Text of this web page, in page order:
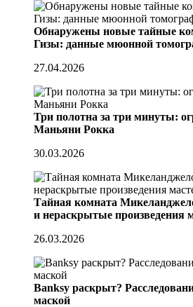
Обнаружены новые тайные
Гизы: данные мюонной
27.04.2026
Три полотна за три минуты:
Маньяни Рокка
30.03.2026
Тайная комната
и нераскрытые произведения
26.03.2026
Banksy раскрыт?
маской